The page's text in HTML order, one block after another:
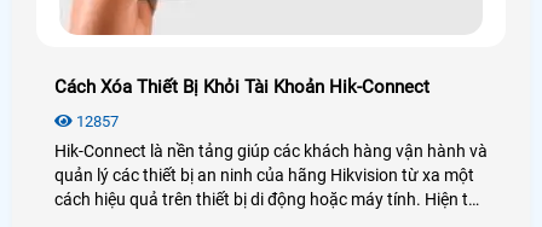
Cách Xóa Thiết Bị Khỏi Tài Khoản Hik-Connect
12857
Hik-Connect là nền tảng giúp các khách hàng vận hành và
quản lý các thiết bị an ninh của hãng Hikvision từ xa một
cách hiệu quả trên thiết bị di động hoặc máy tính. Hiện tại